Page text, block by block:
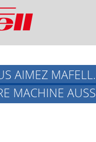
AIMEZ MAFELL.
MACHINE